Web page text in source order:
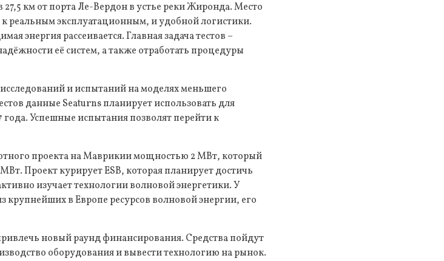
км от порта Ле-Вердон в устье реки Жиронда. Место
реальным эксплуатационным, и удобной логистики.
энергия рассеивается. Главная задача тестов –
её систем, а также отработать процедуры
и испытаний на моделях меньшего
данные Seaturns планирует использовать для
Успешные испытания позволят перейти к
проекта на Маврикии мощностью 2 МВт, который
Проект курирует ESB, которая планирует достичь
изучает технологии волновой энергетики. У
в Европе ресурсов волновой энергии, его
новый раунд финансирования. Средства пойдут
оборудования и вывести технологию на рынок.